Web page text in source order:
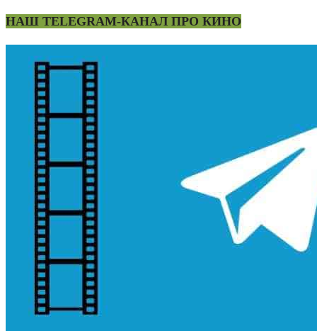
НАШ TELEGRAM-КАНАЛ ПРО КИНО